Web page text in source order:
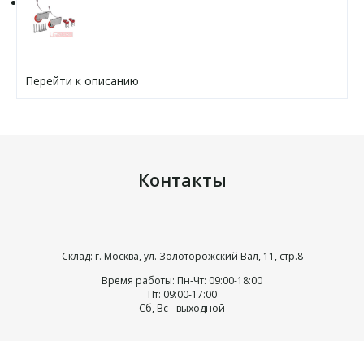
Перейти к описанию
Контакты
Склад: г. Москва, ул. Золоторожский Вал, 11, стр.8
Время работы: Пн-Чт: 09:00-18:00
Пт: 09:00-17:00
Сб, Вс - выходной